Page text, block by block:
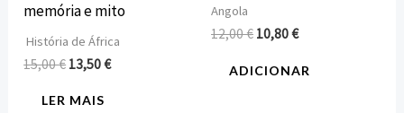
memória e mito
História de África
15,00€ 13,50€
LER MAIS
Angola
12,00€ 10,80€
ADICIONAR